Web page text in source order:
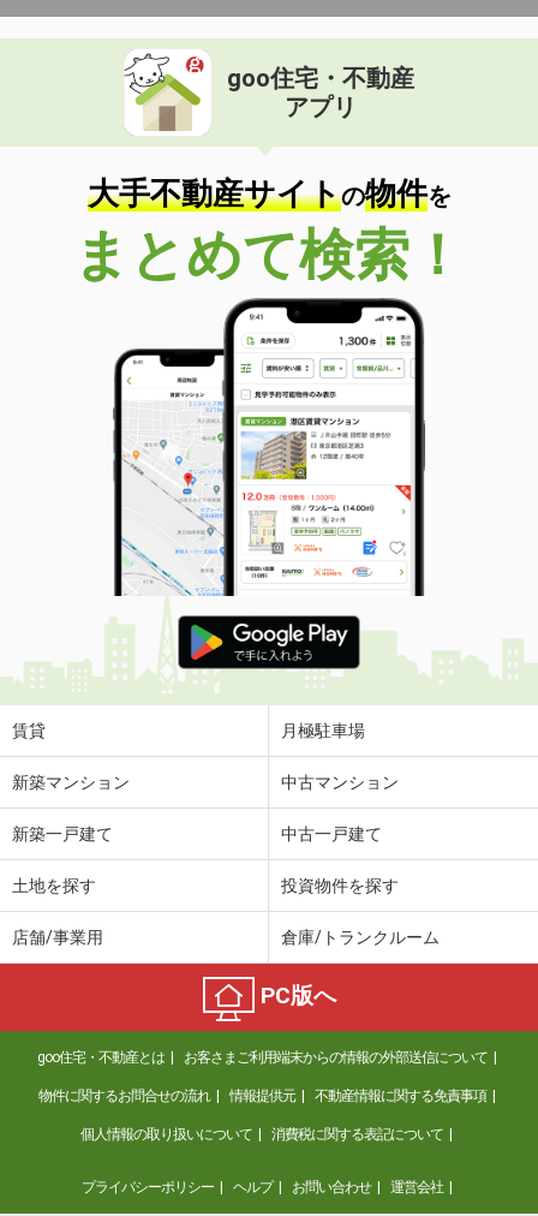
goo住宅・不動産
アプリ
大手不動産サイトの物件を
まとめて検索！
賃貸 月極駐車場
新築マンション 中古マンション
新築一戸建て 中古一戸建て
土地を探す 投資物件を探す
店舗/事業用 倉庫/トランクルーム
PC版へ
goo住宅・不動産とは お客さまご利用端末からの情報の外部送信について
物件に関するお問合せの流れ 情報提供元 不動産情報に関する免責事項
個人情報の取り扱いについて 消費税に関する表記について
プライバシーポリシー ヘルプ お問い合わせ 運営会社